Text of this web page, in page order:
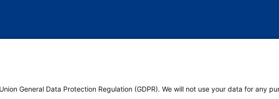
General Data Protection Regulation (GDPR). We will not use your data for any